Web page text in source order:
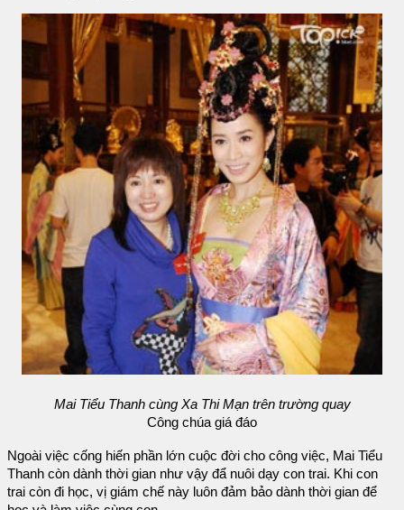
Mai Tiểu Thanh cùng Xa Thi Mạn trên trường quay
Công chúa giá đáo
Ngoài việc cống hiến phần lớn cuộc đời cho công việc, Mai Tiểu
Thanh còn dành thời gian như vậy đẩ nuôi dạy con trai. Khi con
trai còn đi học, vị giám chế này luôn đảm bảo dành thời gian để